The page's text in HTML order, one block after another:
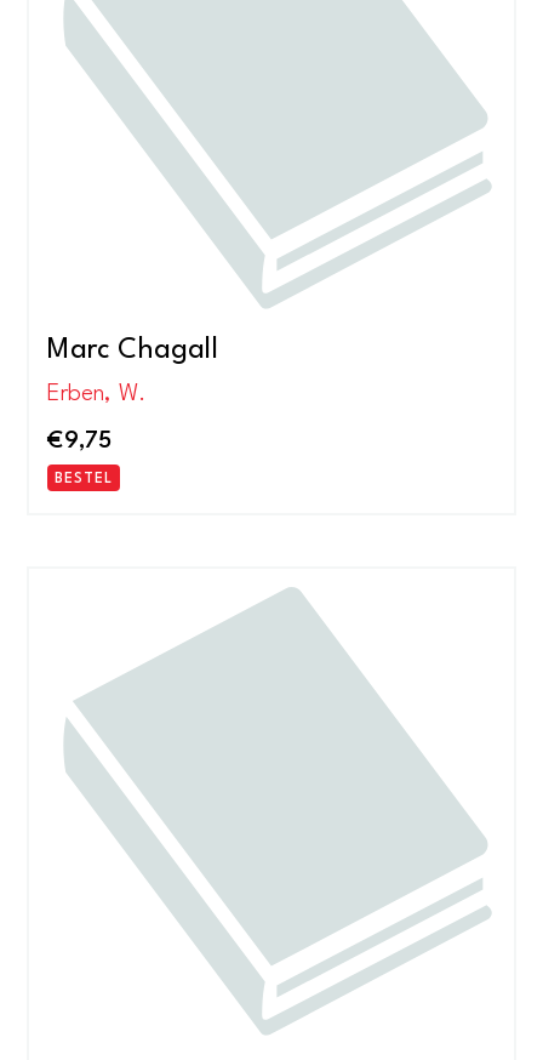
Marc Chagall
Erben, W.
€9,75
BESTEL